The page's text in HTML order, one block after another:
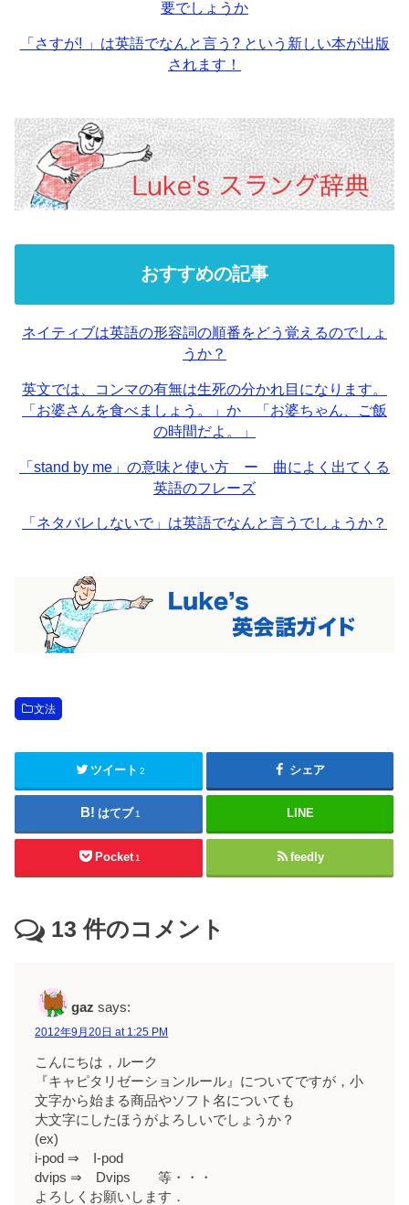
要でしょうか
「さすが! 」は英語でなんと言う? という新しい本が出版
されます！
おすすめの記事
ネイティブは英語の形容詞の順番をどう覚えるのでしょ
うか？
英文では、コンマの有無は生死の分かれ目になります。
「お婆さんを食べましょう。」か 「お婆ちゃん、ご飯
の時間だよ。」
「stand by me」の意味と使い方 ー 曲によく出てくる
英語のフレーズ
「ネタバレしないで」は英語でなんと言うでしょうか？
文法
ツイート 2 シェア
はてブ 1 LINE
Pocket 1 feedly
13 件のコメント
gaz says:
2012年9月20日 at 1:25 PM
こんにちは，ルーク
『キャピタリゼーションルール』についてですが，小
文字から始まる商品やソフト名についても
大文字にしたほうがよろしいでしょうか？
(ex)
i-pod ⇒ I-pod
dvips ⇒ Dvips 等・・・
よろしくお願いします．